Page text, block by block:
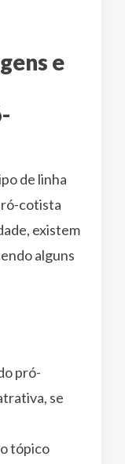
e
de linha
cotista
existem
alguns
pró-
se
tópico